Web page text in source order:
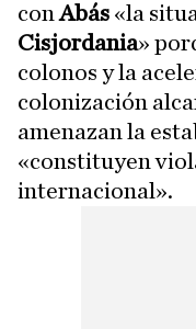
conAbás «la
Cisjordania»
colonos y la
colonización
amenazan la
«constituyen
internacional».